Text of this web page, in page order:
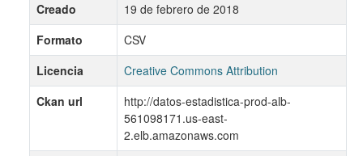
Creado
19 de febrero de 2018
Formato
CSV
Licencia
Creative Commons Attribution
Ckan url
http://datos-estadistica-prod-alb-
561098171.us-east-
2.elb.amazonaws.com